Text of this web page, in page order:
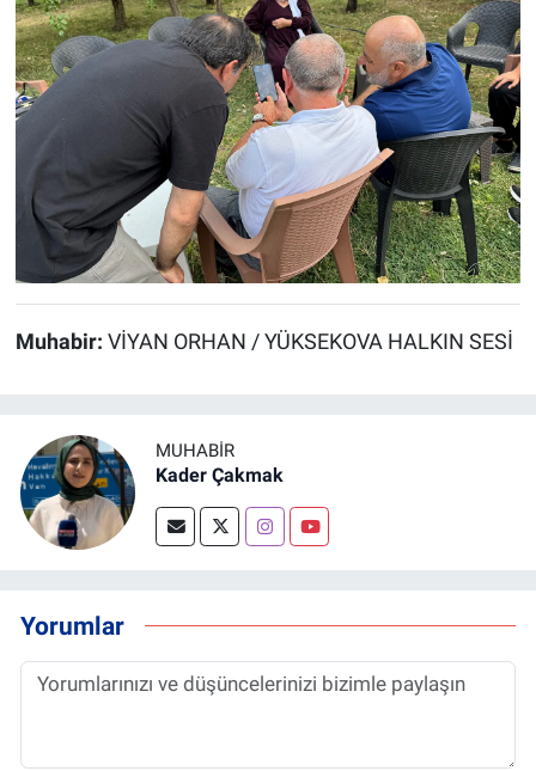
Muhabir: VİYAN ORHAN / YÜKSEKOVA HALKIN SESİ
MUHABİR
Kader Çakmak
Yorumlar